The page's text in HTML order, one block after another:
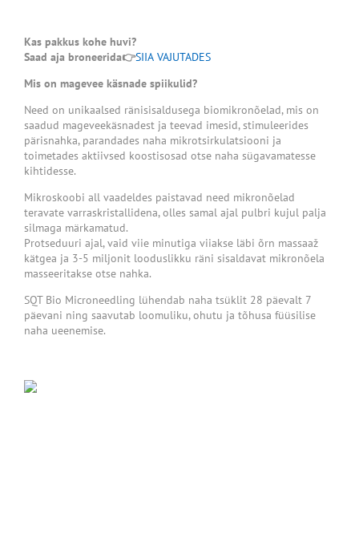
Kas pakkus kohe huvi?
Saad aja broneerida👉SIIA VAJUTADES
Mis on magevee käsnade spiikulid?
Need on unikaalsed ränisisaldusega biomikronõelad, mis on
saadud mageveekäsnadest ja teevad imesid, stimuleerides
pärisnahka, parandades naha mikrotsirkulatsiooni ja
toimetades aktiivsed koostisosad otse naha sügavamatesse
kihtidesse.
Mikroskoobi all vaadeldes paistavad need mikronõelad
teravate varraskristallidena, olles samal ajal pulbri kujul palja
silmaga märkamatud.
Protseduuri ajal, vaid viie minutiga viiakse läbi õrn massaaž
kätgea ja 3-5 miljonit looduslikku räni sisaldavat mikronõela
masseeritakse otse nahka.
SQT Bio Microneedling lühendab naha tsüklit 28 päevalt 7
päevani ning saavutab loomuliku, ohutu ja tõhusa füüsilise
naha ueenemise.